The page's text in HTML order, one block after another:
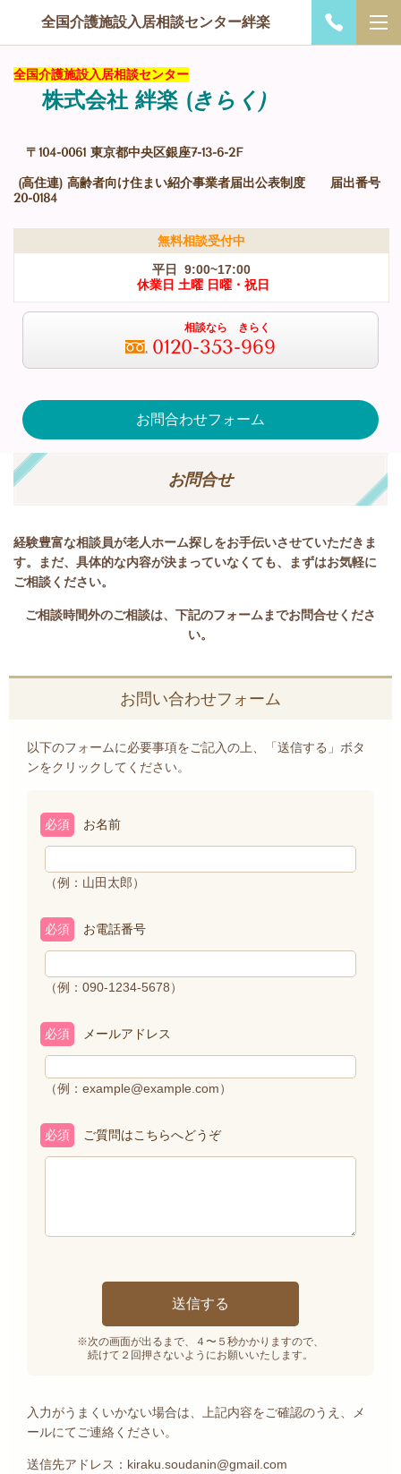
全国介護施設入居相談センター絆楽
全国介護施設入居相談センター
株式会社 絆楽 (きらく)
〒104-0061 東京都中央区銀座7-13-6-2F
(高住連) 高齢者向け住まい紹介事業者届出公表制度 届出番号
20-0184
無料相談受付中
平日 9:00~17:00
休業日 土曜 日曜・祝日
相談なら きらく
0120-353-969
お問合わせフォーム
お問合せ
経験豊富な相談員が老人ホーム探しをお手伝いさせていただきま
す。まだ、具体的な内容が決まっていなくても、まずはお気軽に
ご相談ください。
ご相談時間外のご相談は、下記のフォームまでお問合せくださ
い。
お問い合わせフォーム
以下のフォームに必要事項をご記入の上、「送信する」ボタ
ンをクリックしてください。
お名前
必須
（例：山田太郎）
お電話番号
必須
（例：090-1234-5678）
メールアドレス
必須
（例：example@example.com）
ご質問はこちらへどうぞ
必須
※次の画面が出るまで、４〜５秒かかりますので、
続けて２回押さないようにお願いいたします。
入力がうまくいかない場合は、上記内容をご確認のうえ、メ
ールにてご連絡ください。
送信先アドレス：kiraku.soudanin@gmail.com